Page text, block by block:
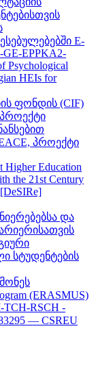
E-
GE-EPPKA2-
Psychological
HEIs for
ფონდის (CIF)
პროექტი
Higher Education
the 21st Century
და
სტუდენტების
(ERASMUS)
TCH-RSCH -
— CSREU